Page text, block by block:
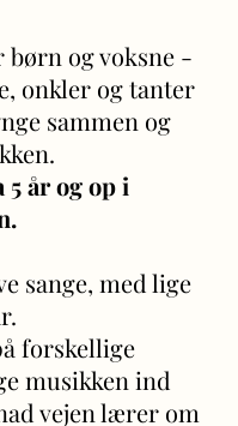
og voksne -
onkler og tanter
sammen og
år og op i
sange, med lige
forskellige
musikken ind
vejen lærer om